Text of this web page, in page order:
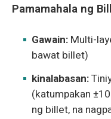
Pamamahala ng
Gawain: Multi-
bawat billet)
kinalabasan:
(katumpakan
ng billet, na